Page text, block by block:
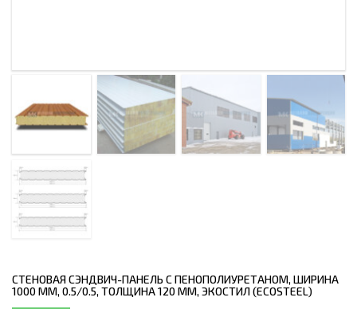
СТЕНОВАЯ СЭНДВИЧ-ПАНЕЛЬ С ПЕНОПОЛИУРЕТАНОМ, ШИРИНА
1000 ММ, 0.5/0.5, ТОЛЩИНА 120 ММ, ЭКОСТИЛ (ECOSTEEL)